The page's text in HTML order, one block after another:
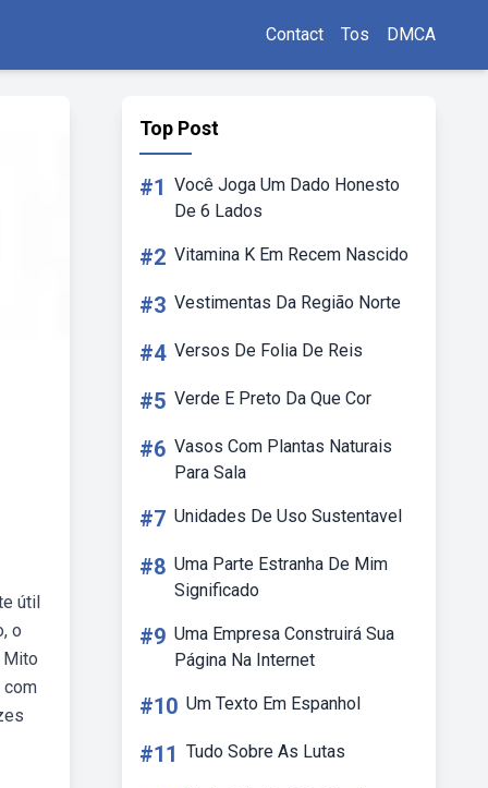
Contact Tos DMCA
útil
o
Mito
com
Top Post
#1 Você Joga Um Dado Honesto
De 6 Lados
#2 Vitamina K Em Recem Nascido
#3 Vestimentas Da Região Norte
#4 Versos De Folia De Reis
#5 Verde E Preto Da Que Cor
#6 Vasos Com Plantas Naturais
Para Sala
#7 Unidades De Uso Sustentavel
#8 Uma Parte Estranha De Mim
Significado
#9 Uma Empresa Construirá Sua
Página Na Internet
#10 Um Texto Em Espanhol
#11 Tudo Sobre As Lutas